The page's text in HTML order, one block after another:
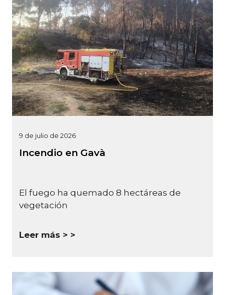
9 de julio de 2026
Incendio en Gavà
El fuego ha quemado 8 hectáreas de
vegetación
Leer más >